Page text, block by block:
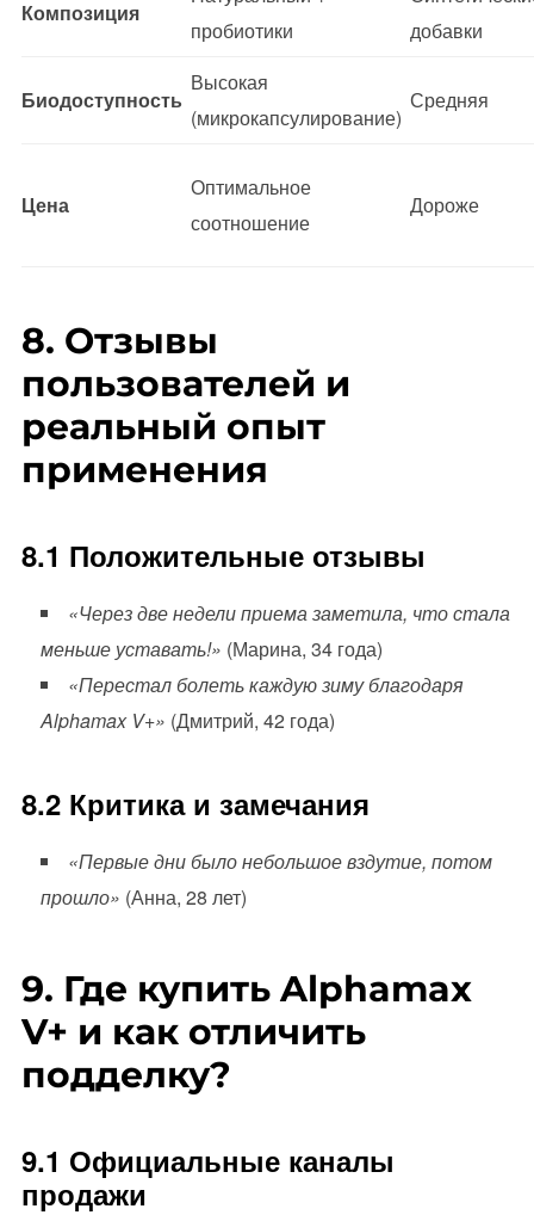
Композиция
пробиотики
добавки
Биодоступность
Высокая
(микрокапсулирование)
Средняя
Цена
Оптимальное
соотношение
Дороже
8. Отзывы
пользователей и
реальный опыт
применения
8.1 Положительные отзывы
«Через две недели приема заметила, что стала
меньше уставать!» (Марина, 34 года)
«Перестал болеть каждую зиму благодаря
Alphamax V+» (Дмитрий, 42 года)
8.2 Критика и замечания
«Первые дни было небольшое вздутие, потом
прошло» (Анна, 28 лет)
9. Где купить Alphamax
V+ и как отличить
подделку?
9.1 Официальные каналы
продажи